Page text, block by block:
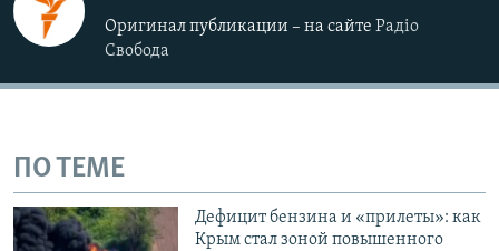
Оригинал публикации – на сайте Радіо
Свобода
ПО ТЕМЕ
Дефицит бензина и «прилеты»: как
Крым стал зоной повышенного